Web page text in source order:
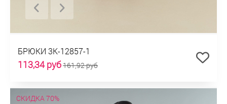
БРЮКИ 3К-12857-1
113,34 руб161,92 руб
СКИДКА 70%